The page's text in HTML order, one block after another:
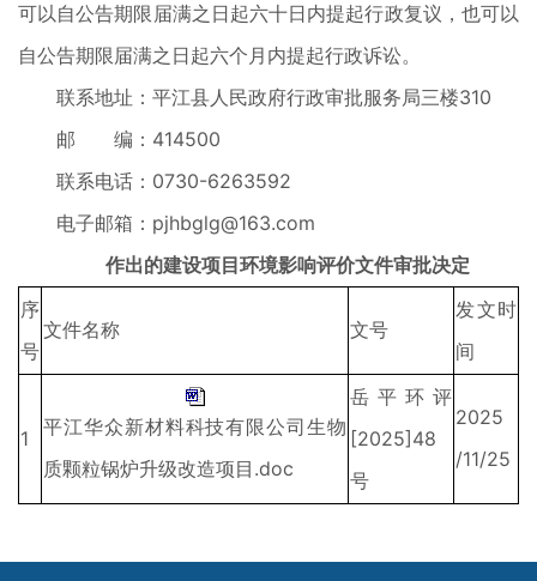
可以自公告期限届满之日起六十日内提起行政复议，也可以
自公告期限届满之日起六个月内提起行政诉讼。
联系地址：平江县人民政府行政审批服务局三楼310
邮 编：414500
联系电话：0730-6263592
电子邮箱： pjhbglg@163.com
作出的建设项目环境影响评价文件审批决定
序
号
文件名称 文号
发文时
间
1
平江华众新材料科技有限公司生物
质颗粒锅炉升级改造项目.doc
岳平环评
[2025]48
号
2025
/11/25